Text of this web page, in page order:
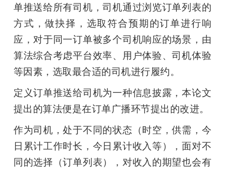
搞
机
单推送给所有司机，司机通过浏览订单列表的
方式，做抉择，选取符合预期的订单进行响
应，对于同一订单被多个司机响应的场景，由
算法综合考虑平台效率、用户体验、司机体验
等因素，选取最合适的司机进行履约。
定义订单推送给司机为一种信息披露，本论文
提出的算法便是在订单广播环节提出的改进。
作为司机，处于不同的状态（时空，供需，今
日累计工作时长，今日累计收入等），面对不
同的选择（订单列表），对收入的期望也会有